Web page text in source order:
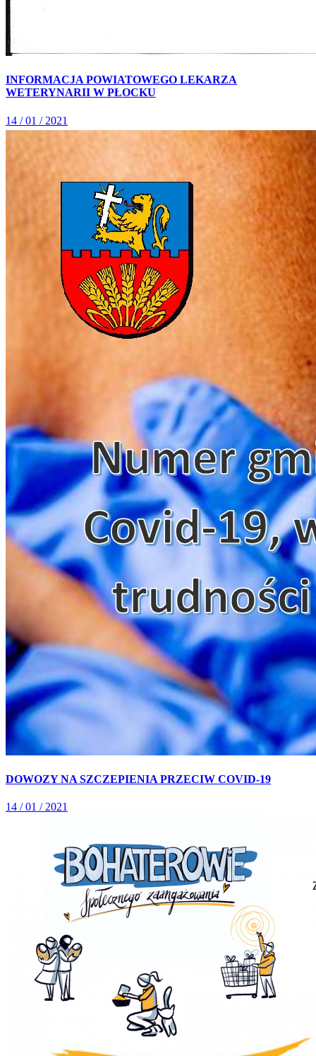
INFORMACJA POWIATOWEGO LEKARZA
WETERYNARII W PŁOCKU
14 / 01 / 2021
DOWOZY NA SZCZEPIENIA PRZECIW COVID-19
14 / 01 / 2021